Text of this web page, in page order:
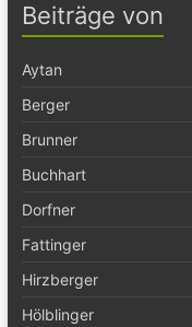
Beiträge von
Aytan
Berger
Brunner
Buchhart
Dorfner
Fattinger
Hirzberger
Hölblinger